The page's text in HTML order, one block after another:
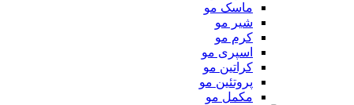
ماسک مو
شیر مو
کرم مو
اسپری مو
کراتین مو
پروتئین مو
مکمل مو